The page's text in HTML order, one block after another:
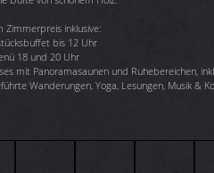
Zimmerpreis inklusive:
bis 12 Uhr
18 und 20 Uhr
mit Panoramasaunen und Ruhebereichen,
Wanderungen, Yoga, Lesungen, Musik &